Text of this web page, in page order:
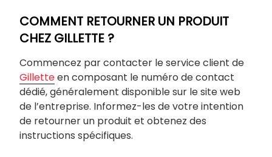
COMMENT RETOURNER UN PRODUIT
CHEZ GILLETTE ?
Commencez par contacter le service client de
Gilletteen composant le numéro de contact
dédié, généralement disponible sur le site web
de l’entreprise. Informez-les de votre intention
de retourner un produit et obtenez des
instructions spécifiques.